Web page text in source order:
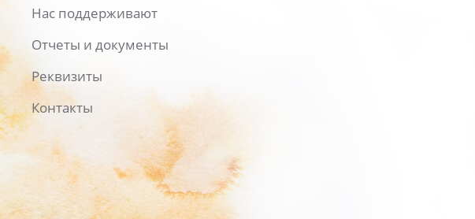
Нас поддерживают
Отчеты и документы
Реквизиты
Контакты